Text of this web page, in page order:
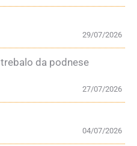
29/07/2026
da podnese
27/07/2026
04/07/2026